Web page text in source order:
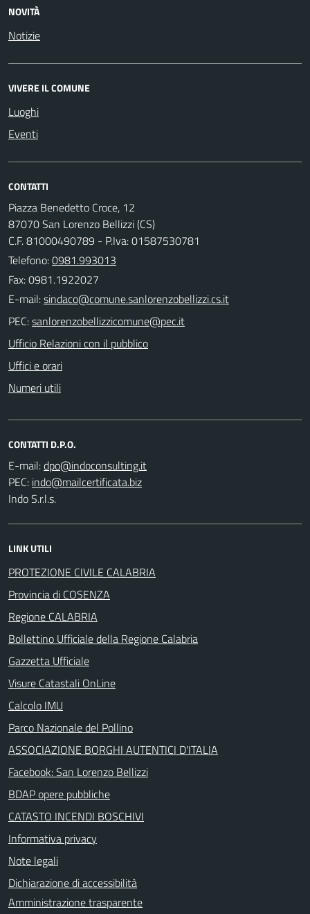
NOVITÀ
Notizie
VIVERE IL COMUNE
Luoghi
Eventi
CONTATTI
Piazza Benedetto Croce, 12
87070 San Lorenzo Bellizzi (CS)
C.F. 81000490789 - P.Iva: 01587530781
Telefono:0981.993013
Fax: 0981.1922027
E-mail:
PEC:
Ufficio Relazioni con il pubblico
Uffici e orari
Numeri utili
CONTATTI D.P.O.
E-mail:
PEC:
Indo S.r.l.s.
LINK UTILI
PROTEZIONE CIVILE CALABRIA
Provincia di COSENZA
Regione CALABRIA
Bollettino Ufficiale della Regione Calabria
Gazzetta Ufficiale
Visure Catastali OnLine
Calcolo IMU
Parco Nazionale del Pollino
ASSOCIAZIONE BORGHI AUTENTICI D'ITALIA
Facebook: San Lorenzo Bellizzi
BDAP opere pubbliche
CATASTO INCENDI BOSCHIVI
Informativa privacy
Note legali
Dichiarazione di accessibilità
Amministrazione trasparente